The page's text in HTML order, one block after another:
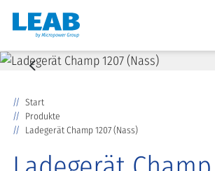
Start
Produkte
Ladegerät Champ 1207 (Nass)